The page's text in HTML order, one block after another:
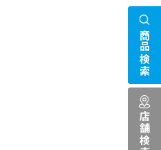
商品検索
店舗検索